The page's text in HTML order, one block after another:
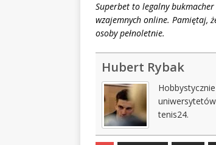
Superbet to legalny
wzajemnych online. Pamiętaj,
osoby pełnoletnie.
Hubert Rybak
tenis24.